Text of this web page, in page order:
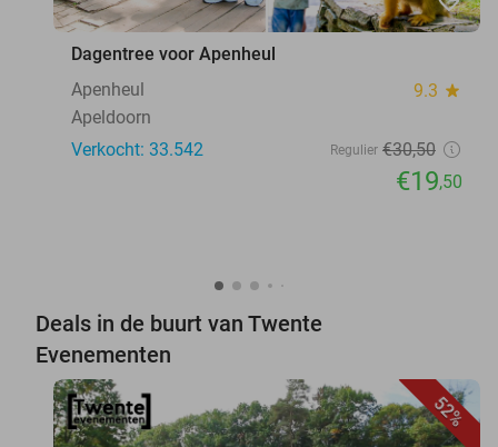
Dagentree voor Apenheul
Apenheul
9.3 star
Apeldoorn
Verkocht: 33.542
Regulier €30,50
€19,50
Deals in de buurt van Twente
Evenementen
52%